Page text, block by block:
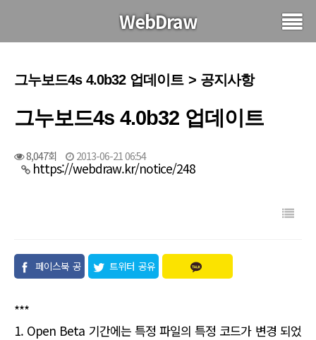
WebDraw
그누보드4s 4.0b32 업데이트 > 공지사항
그누보드4s 4.0b32 업데이트
8,047회 2013-06-21 06:54
https://webdraw.kr/notice/248
페이스북 공
트위터 공유
***
1. Open Beta 기간에는 특정 파일의 특정 코드가 변경 되었